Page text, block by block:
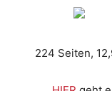
224 Seiten,